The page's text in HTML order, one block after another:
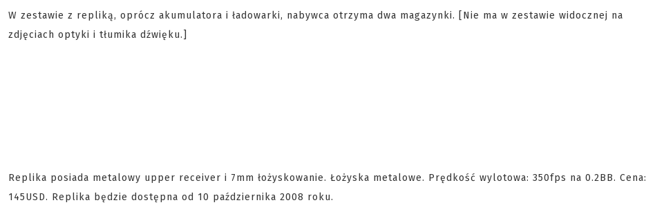
W zestawie z repliką, oprócz akumulatora i ładowarki, nabywca otrzyma dwa magazynki. [Nie ma w zestawie widocznej na
zdjęciach optyki i tłumika dźwięku.]
Replika posiada metalowy upper receiver i 7mm łożyskowanie. Łożyska metalowe. Prędkość wylotowa: 350fps na 0.2BB. Cena:
145USD. Replika będzie dostępna od 10 października 2008 roku.